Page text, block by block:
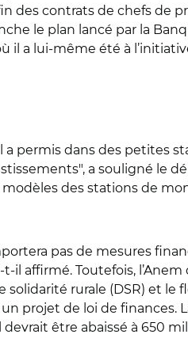
des contrats de chefs de
le plan lancé par la
il a lui-même été à
a permis dans des petites
a souligné le
modèles des stations de
pas de mesures
il affirmé. Toutefois,
rurale (DSR) et le
projet de loi de finances.
être abaissé à 650